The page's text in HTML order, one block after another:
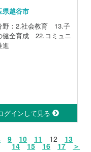
県越谷市
野：2.社会教育 13.子
健全育成 22.コミュニ
進
グインして見る
9 10 11 12 13
14 15 16 17 ＞